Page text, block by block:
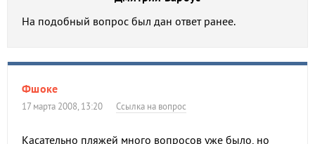
На подобный вопрос был дан ответ ранее.
Фшоке
17 марта 2008, 13:20 Ссылка на вопрос
Касательно пляжей много вопросов уже было, но